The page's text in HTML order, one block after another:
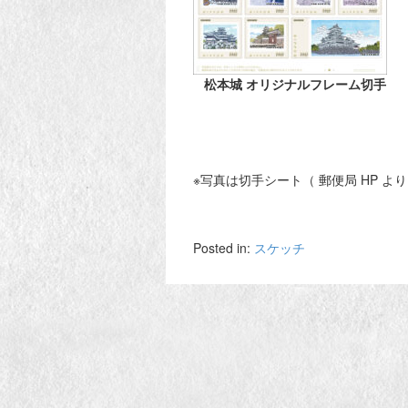
松本城 オリジナルフレーム切手
※写真は切手シート（ 郵便局 HP よ
Posted in: スケッチ